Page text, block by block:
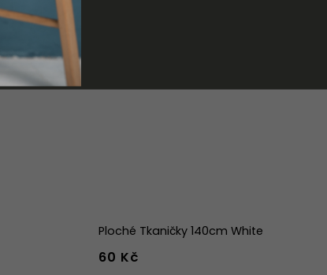
Ploché Tkaničky 140cm White
60 Kč